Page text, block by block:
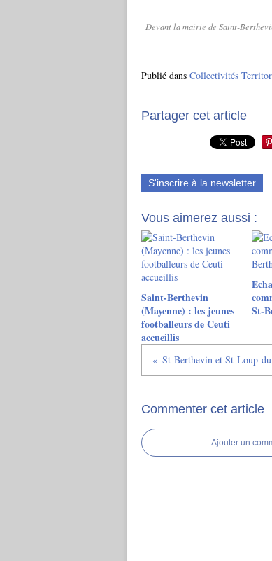
Devant la mairie de Saint-
Publié dans Collectivités
Partager cet article
S'inscrire à la newsletter
Vous aimerez aussi :
Saint-Berthevin
(Mayenne) : les jeunes
footballeurs de Ceuti
accueillis
St-
Commenter cet article
Ajouter un